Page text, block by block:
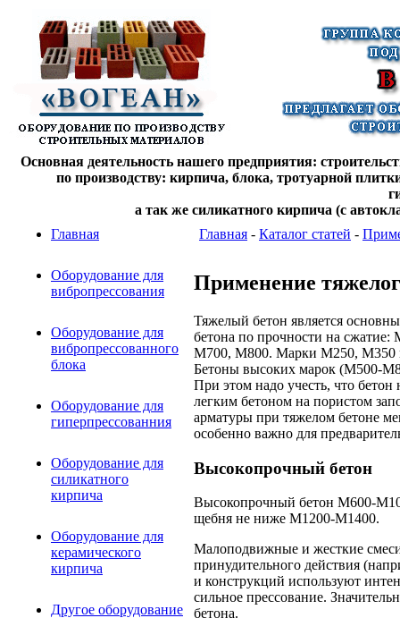
Основная деятельность нашего предприятия:
по производству: кирпича, блока, тротуарной
а так же силикатного кирпича (с
Главная
Оборудование для
вибропрессования
Оборудование для
вибропрессованного
блока
Оборудование для
гиперпрессованния
Оборудование для
силикатного
кирпича
Оборудование для
керамического
кирпича
Другое оборудование
Главная - Каталог статей -
Применение
Тяжелый бетон является
бетона по прочности на
М700, М800. Марки М250, М350 и
Бетоны высоких марок (М500-
При этом надо учесть, что
легким бетоном на пористом
арматуры при тяжелом бетоне
особенно важно для
Высокопрочный бетон
Высокопрочный бетон М600-
щебня не ниже М1200-М1400.
Малоподвижные и жесткие
принудительного действия
и конструкций используют
сильное прессование.
бетона.